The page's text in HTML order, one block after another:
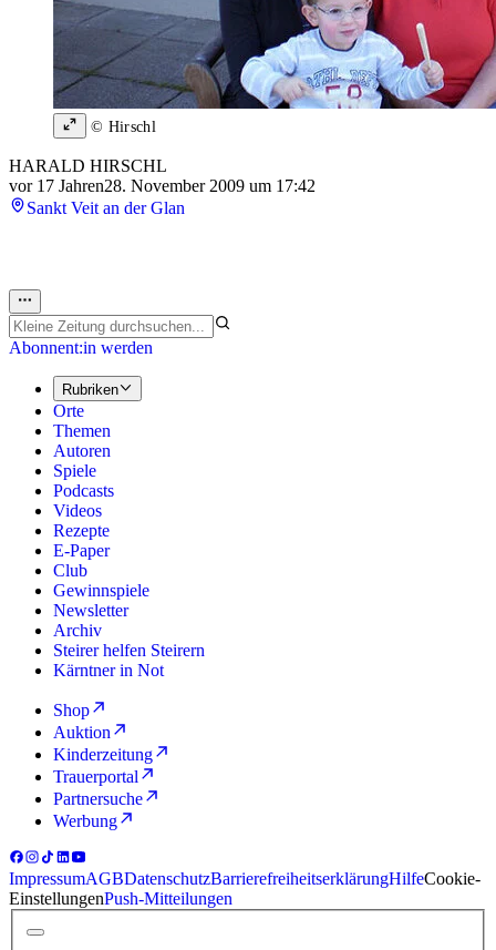
© Hirschl
HARALD HIRSCHL
vor 17 Jahren28. November 2009 um 17:42
Sankt Veit an der Glan
Abonnent:in werden
Rubriken
Orte
Themen
Autoren
Spiele
Podcasts
Videos
Rezepte
E-Paper
Club
Gewinnspiele
Newsletter
Archiv
Steirer helfen Steirern
Kärntner in Not
Shop
Auktion
Kinderzeitung
Trauerportal
Partnersuche
Werbung
ImpressumAGBDatenschutzBarrierefreiheitserklärungHilfeCookie-
EinstellungenPush-Mitteilungen